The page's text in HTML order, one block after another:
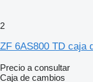
2
ZF 6AS800 TD caja
Precio a consultar
Caja de cambios